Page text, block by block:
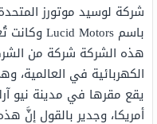
شركة لوسيد موتورز
هذه الشركة شركة من
الكهربائية في العالمية،
يقع مقرها في مدينة نيو